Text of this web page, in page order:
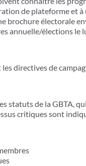
de plateforme et
brochure électorale
annuelle/élections
directives de
statuts de la GBTA,
critiques sont